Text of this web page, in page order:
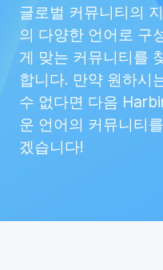
글로벌 커뮤니티의
의 다양한 언어로 구
게 맞는 커뮤니티를
합니다. 만약 원하시
수 없다면 다음
운 언어의 커뮤니티
겠습니다!